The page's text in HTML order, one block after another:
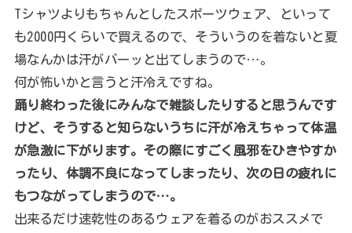
Tシャツよりもちゃんとしたスポーツウェア、といって
も2000円くらいで買えるので、そういうのを着ないと夏
場なんかは汗がバーッと出てしまうので…。
何が怖いかと言うと汗冷えですね。
踊り終わった後にみんなで雑談したりすると思うんです
けど、そうすると知らないうちに汗が冷えちゃって体温
が急激に下がります。その際にすごく風邪をひきやすか
ったり、体調不良になってしまったり、次の日の疲れに
もつながってしまうので…。
出来るだけ速乾性のあるウェアを着るのがおススメで